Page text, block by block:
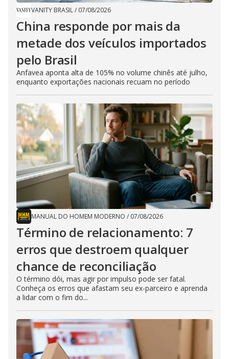
VANITY BRASIL/ 07/08/2026
China responde por mais da
metade dos veículos importados
pelo Brasil
Anfavea aponta alta de 105% no volume chinês até julho,
enquanto exportações nacionais recuam no período
MANUAL DO HOMEM MODERNO / 07/08/2026
Término de relacionamento: 7
erros que destroem qualquer
chance de reconciliação
O término dói, mas agir por impulso pode ser fatal.
Conheça os erros que afastam seu ex-parceiro e aprenda
a lidar com o fim do...